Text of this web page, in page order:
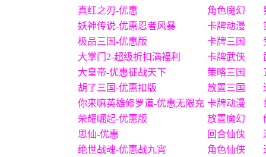
真红之刃-优惠 角色魔幻
妖神传说-优惠忍者风暴
卡牌动漫
极品三国-优惠版
卡牌三国
大掌门2-超级折扣满福利
卡牌武侠
大皇帝-优惠征战天下
策略三国
胡了三国-优惠扣版
放置三国
你来嘛英雄修罗道-优惠无限充 卡牌动漫
荣耀崛起-优惠版
放置魔幻
思仙-优惠
回合仙侠
绝世战魂-优惠战九宵
角色仙侠